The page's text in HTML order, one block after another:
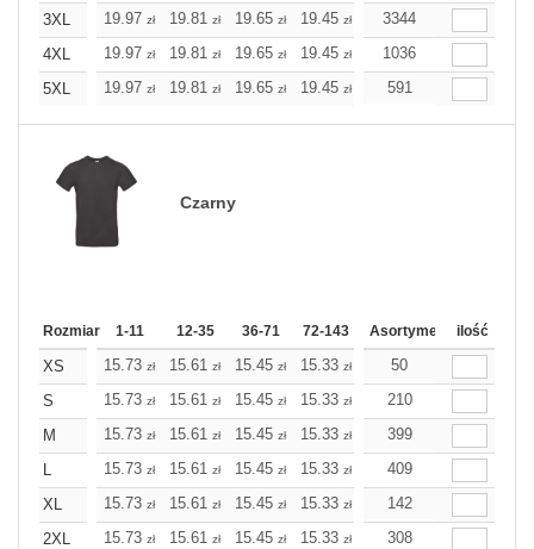
3XL
19.97 zł 19.81 zł 19.65 zł 19.45 zł 19.28zł
3344
4XL
19.97 zł 19.81 zł 19.65 zł 19.45 zł 19.28zł
1036
5XL
19.97 zł 19.81 zł 19.65 zł 19.45 zł 19.28
591
Czarny
Rozmiar 1-11 12-35 36-71 72-143 144-287 288 Dodaj
Asortyment ilość
XS 15.73 zł 15.61 zł 15.45 zł 15.33 zł 15.21
50
S
15.73 zł 15.61 zł 15.45 zł 15.33 zł 15.21zł
210
M
15.73 zł 15.61 zł 15.45 zł 15.33 zł 15.21zł
399
L
15.73 zł 15.61 zł 15.45 zł 15.33 zł 15.21zł
409
XL
15.73 zł 15.61 zł 15.45 zł 15.33 zł 15.21zł
142
2XL
15.73 zł 15.61 zł 15.45 zł 15.33 zł 15.21zł
308